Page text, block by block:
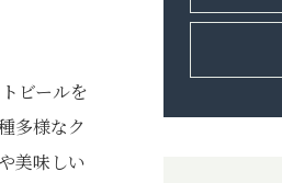
ビールを
多様なク
美味しい